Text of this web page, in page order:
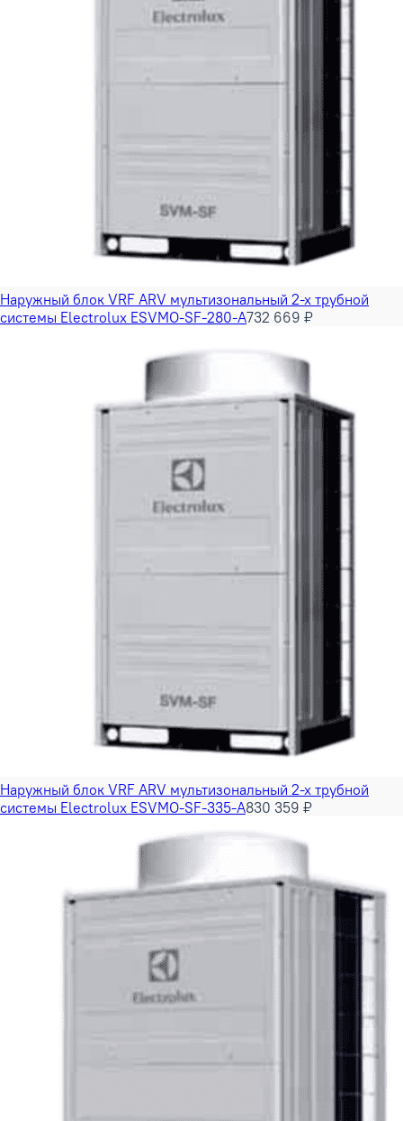
Наружный блок VRF ARV мультизональный 2-х трубной
системы Electrolux ESVMO-SF-280-A732 669 ₽
Наружный блок VRF ARV мультизональный 2-х трубной
системы Electrolux ESVMO-SF-335-A830 359 ₽